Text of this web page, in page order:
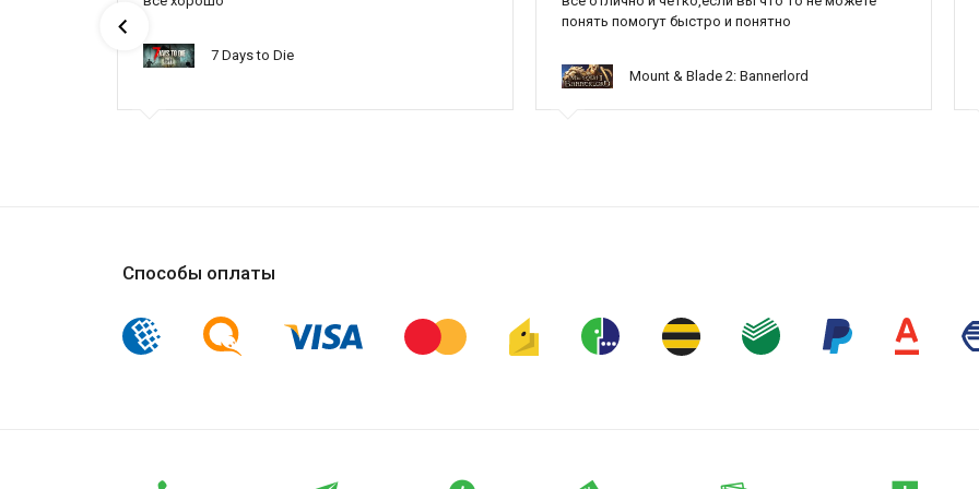
7 Days to Die
понять помогут быстро и понятно
Mount & Blade 2: Bannerlord
Способы оплаты